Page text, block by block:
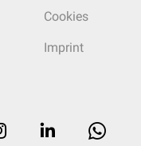
Cookies
Imprint